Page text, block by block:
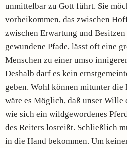
unmittelbar zu Gott führt. Sie
vorbeikommen, das zwischen
zwischen Erwartung und
gewundene Pfade, lässt oft eine
Menschen zu einer umso
Deshalb darf es kein
geben. Wohl können mitunter die
wäre es Möglich, daß unser Wille
wie sich ein wildgewordenes
des Reiters losreißt. Schließlich
in die Hand bekommen. Um